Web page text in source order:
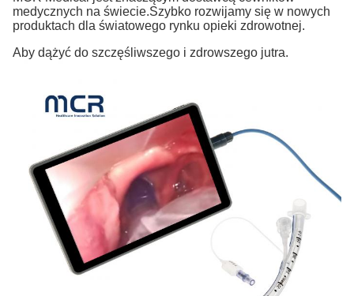
medycznych na świecie.Szybko rozwijamy się w nowych
produktach dla światowego rynku opieki zdrowotnej.
Aby dążyć do szczęśliwszego i zdrowszego jutra.